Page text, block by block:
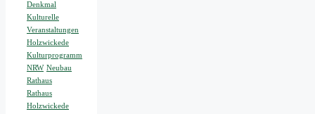
Denkmal
Kulturelle
Veranstaltungen
Holzwickede
Kulturprogramm
NRW Neubau
Rathaus
Rathaus
Holzwickede